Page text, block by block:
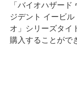
「バイオハザー
ジデント イービ
オ」シリーズタイ
購入することがで